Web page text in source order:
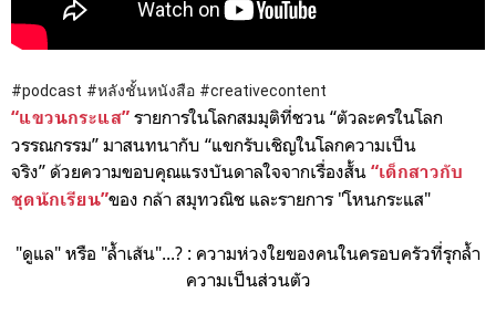
#podcast #หลังชั้นหนังสือ #creativecontent
“แขวนกระแส” รายการในโลกสมมุติที่ชวน “ตัวละครในโลก
วรรณกรรม” มาสนทนากับ “แขกรับเชิญในโลกความเป็น
จริง” ด้วยความขอบคุณแรงบันดาลใจจากเรื่องสั้น “เด็กสาวกับ
ชุดนักเรียน”ของ กล้า สมุทวณิช และรายการ "โหนกระแส"
"ดูแล" หรือ "ล้ำเส้น"...? : ความห่วงใยของคนในครอบครัวที่รุกล้ำ
ความเป็นส่วนตัว